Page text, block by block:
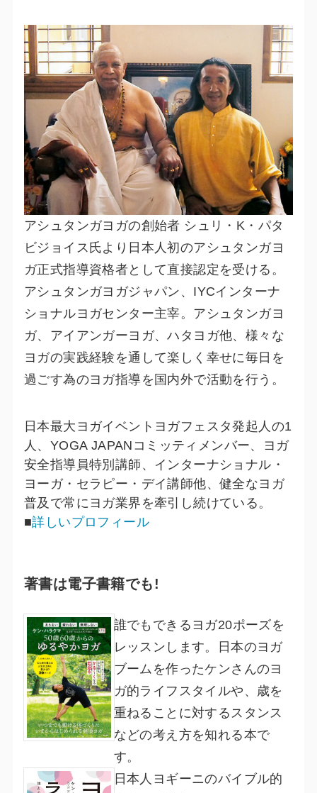
アシュタンガヨガの創始者 シュリ・K・パタ
ビジョイス氏より日本人初のアシュタンガヨ
ガ正式指導資格者として直接認定を受ける。
アシュタンガヨガジャパン、IYCインターナ
ショナルヨガセンター主宰。アシュタンガヨ
ガ、アイアンガーヨガ、ハタヨガ他、様々な
ヨガの実践経験を通して楽しく幸せに毎日を
過ごす為のヨガ指導を国内外で活動を行う。
日本最大ヨガイベントヨガフェスタ発起人の1
人、YOGA JAPANコミッティメンバー、ヨガ
安全指導員特別講師、インターナショナル・
ヨーガ・セラピー・デイ講師他、健全なヨガ
普及で常にヨガ業界を牽引し続けている。
■詳しいプロフィール
著書は電子書籍でも!
誰でもできるヨガ20ポーズを
レッスンします。日本のヨガ
ブームを作ったケンさんのヨ
ガ的ライフスタイルや、歳を
重ねることに対するスタンス
などの考え方を知れる本で
す。
日本人ヨギーニのバイブル的